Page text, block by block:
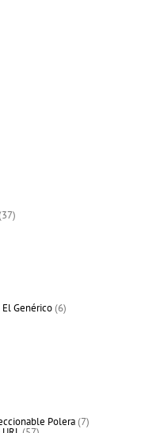
3737
productos
El Genérico 66
productos
Polera 77